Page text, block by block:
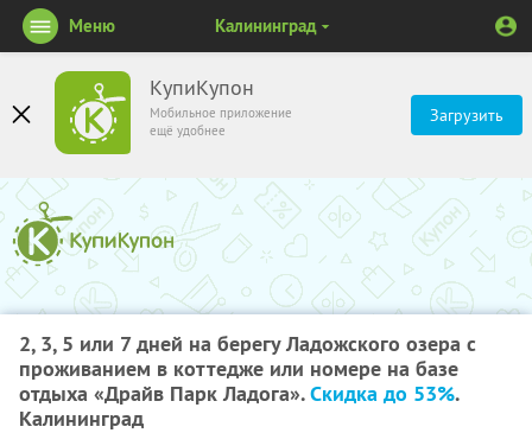
КупиКупон
Мобильное приложение
ещё удобнее
Загрузить
Меню Калининград
2, 3, 5 или 7 дней на берегу Ладожского озера с
проживанием в коттедже или номере на базе
отдыха «Драйв Парк Ладога».Скидка до 53%.
Калининград